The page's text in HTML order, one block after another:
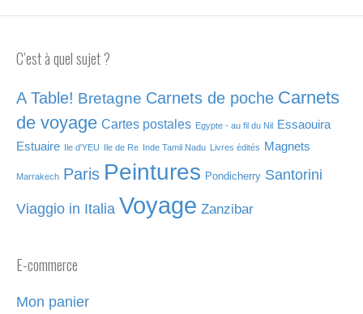
C’est à quel sujet ?
A Table! Bretagne Carnets de poche Carnets
de voyage Cartes postales Egypte - au fil du Nil
Essaouira
Estuaire
Ile d'YEU Ile de Re Inde Tamil Nadu Livres édités Magnets
Marrakech Paris Peintures Pondicherry Santorini
Viaggio in Italia Voyage Zanzibar
E-commerce
Mon panier